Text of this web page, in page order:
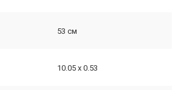
53 см
10.05 х 0.53